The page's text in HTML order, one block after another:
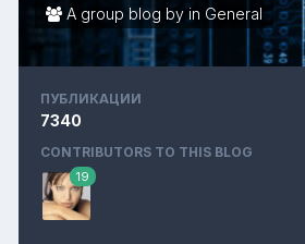
A group blog by in General
ПУБЛИКАЦИИ
7340
CONTRIBUTORS TO THIS BLOG
19